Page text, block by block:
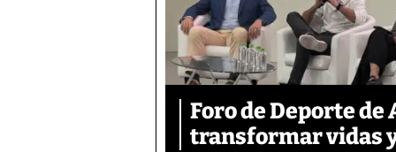
Foro de Deporte de
transformar vidas